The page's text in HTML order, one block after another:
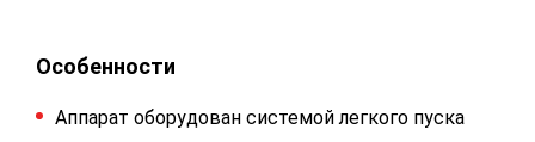
Особенности
Аппарат оборудован системой легкого пуска